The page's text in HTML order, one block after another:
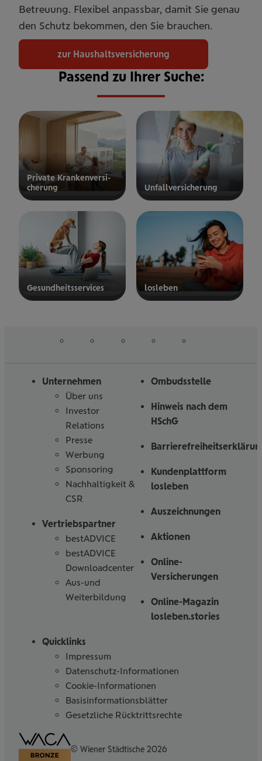
Betreuung. Flexibel anpassbar, damit Sie genau
den Schutz bekommen, den Sie brauchen.
zur Haushaltsversicherung
Passend zu Ihrer Suche:
Private Kran­ken­­­ver­si­
che­rung
privaten
Unfall­ver­si­che­rung
Unfallversicherung
Gesund­heits­ser­vices los­le­ben
Unternehmen
Über uns
Investor
Relations
Presse
Werbung
Sponsoring
Nachhaltigkeit &
CSR
Vertriebspartner
bestADVICE
bestADVICE
Downloadcenter
Aus-und
Weiterbildung
Ombudsstelle
Hinweis nach dem
HSchG
Kundenplattform
losleben
Auszeichnungen
Aktionen
Online-
Versicherungen
Online-Magazin
losleben.stories
Quicklinks
Impressum
Datenschutz-Informationen
Cookie-Informationen
Basisinformationsblätter
Gesetzliche Rücktrittsrechte
uns
Barrierefreiheitserklärung
© Wiener Städtische 2026